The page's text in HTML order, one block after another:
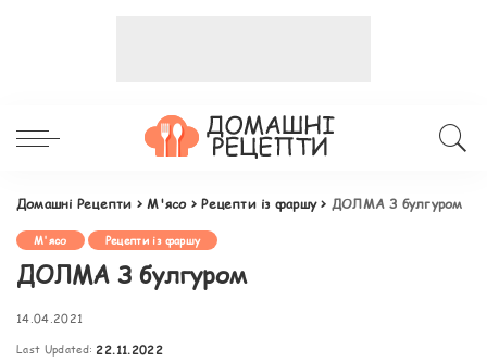
Домашні Рецепти >М'ясо>Рецепти із фаршу> ДОЛМА З булгуром
М'ясо Рецепти із фаршу
ДОЛМА З булгуром
14.04.2021
Last Updated: 22.11.2022